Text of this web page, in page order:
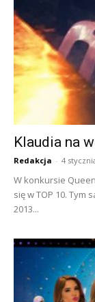
Klaudia na
Redakcja - 4
W konkursie
się w TOP 10. Tym
2013...